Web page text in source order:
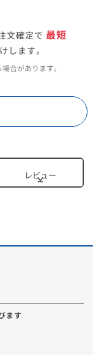
文確定で最短
します。
合があります。
レビュー
ます